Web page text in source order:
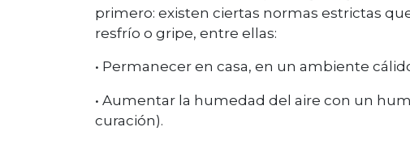
primero: existen ciertas normas estrictas
resfrío o gripe, entre ellas:
• Permanecer en casa, en un ambiente
• Aumentar la humedad del aire con un
curación).